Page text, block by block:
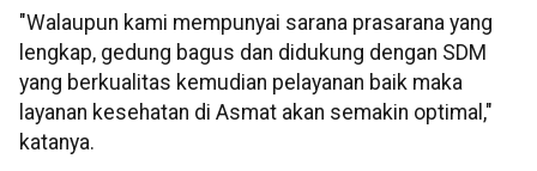
"Walaupun kami mempunyai sarana prasarana yang
lengkap, gedung bagus dan didukung dengan SDM
yang berkualitas kemudian pelayanan baik maka
layanan kesehatan di Asmat akan semakin optimal,"
katanya.